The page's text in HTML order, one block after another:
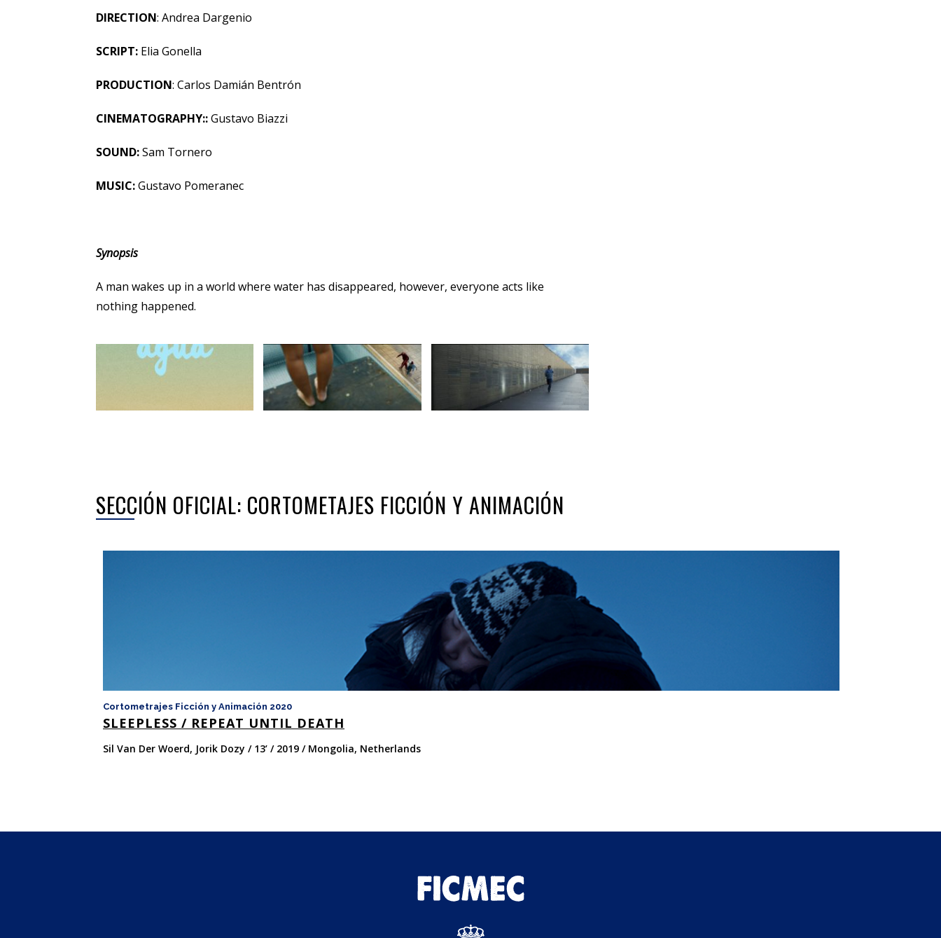
DIRECTION: Andrea Dargenio
SCRIPT: Elia Gonella
PRODUCTION: Carlos Damián Bentrón
CINEMATOGRAPHY::Gustavo Biazzi
SOUND:Sam Tornero
MUSIC:Gustavo Pomeranec
Synopsis
A man wakes up in a world where water has disappeared, however, everyone acts like
nothing happened.
SECCIÓN OFICIAL: CORTOMETAJES FICCIÓN Y ANIMACIÓN
Cortometrajes Ficción y Animación 2020
SLEEPLESS / REPEAT UNTIL DEATH
Sil Van Der Woerd, Jorik Dozy / 13’ / 2019 / Mongolia, Netherlands